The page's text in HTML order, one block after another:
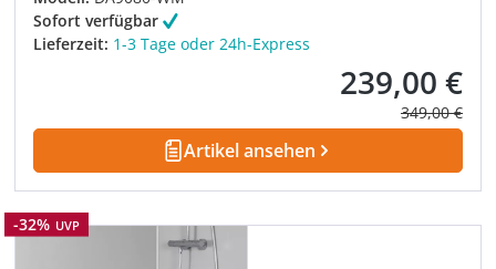
Sofort verfügbar
Lieferzeit: 1-3 Tage oder 24h-Express
Verkaufspreis:
239,00 €
Regulärer
349,00 €
Artikel ansehen
Rabatt
-32% UVP